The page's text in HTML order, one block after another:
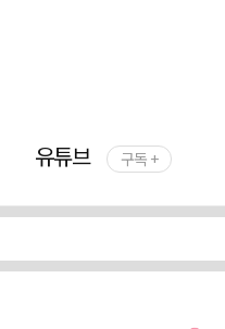
유튜브 구독 +